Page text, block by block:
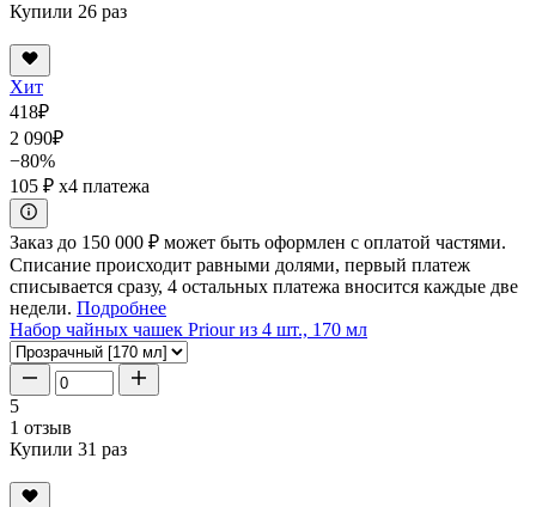
Купили 26 раз
Хит
418₽
2 090₽
−80%
105 ₽ x4 платежа
Заказ до 150 000 ₽ может быть оформлен с оплатой частями.
Списание происходит равными долями, первый платеж
списывается сразу, 4 остальных платежа вносится каждые две
недели. Подробнее
Набор чайных чашек Priour из 4 шт., 170 мл
5
1 отзыв
Купили 31 раз